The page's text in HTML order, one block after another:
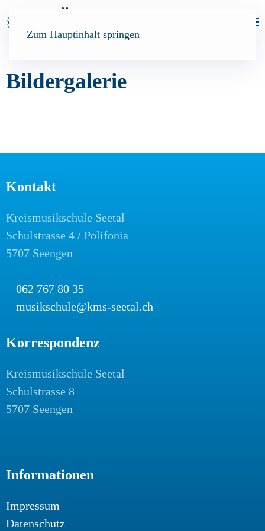
Zum Hauptinhalt springen
Bildergalerie
Kontakt
Kreismusikschule Seetal
Schulstrasse 4 / Polifonia
5707 Seengen
062 767 80 35
musikschule@kms-seetal.ch
Korrespondenz
Kreismusikschule Seetal
Schulstrasse 8
5707 Seengen
Informationen
Impressum
Datenschutz